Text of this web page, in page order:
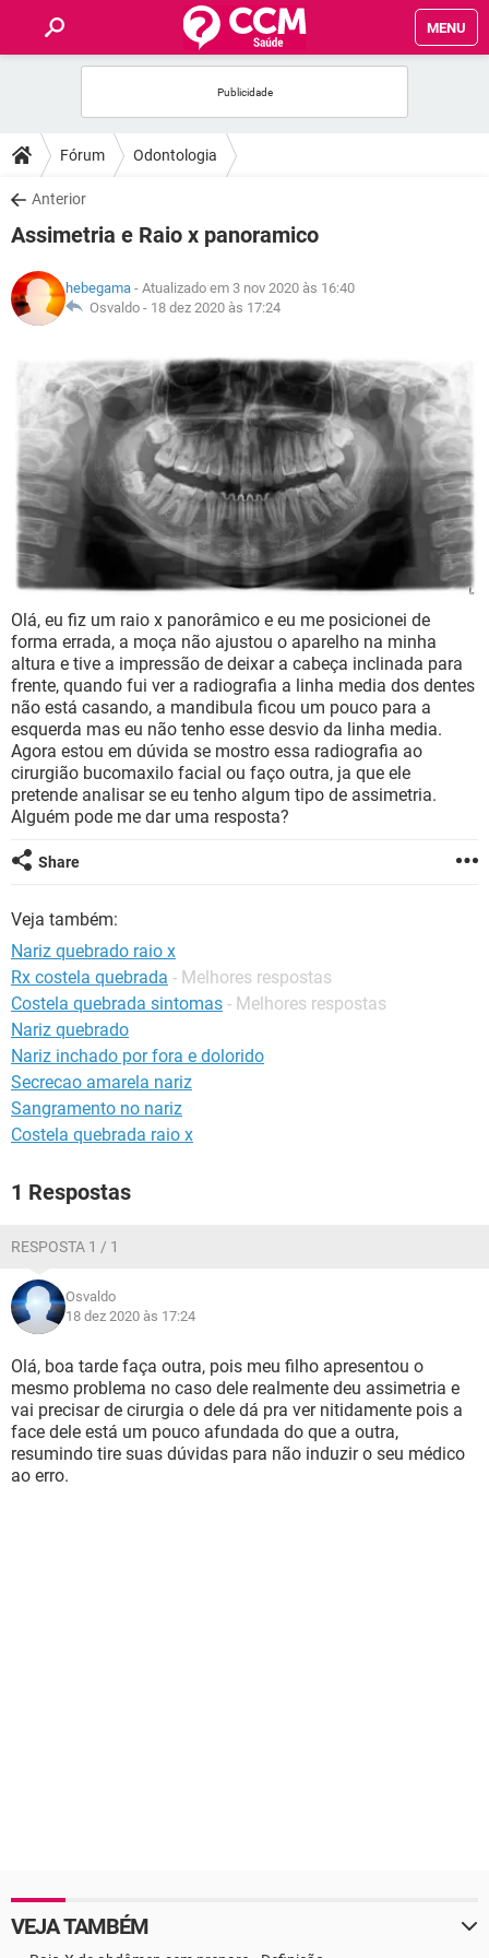
MENU
FÓRUM
SAÚDE
NUTRIÇÃO
BEM-ESTAR
SEXUALIDADE
GLOSSÁRIO
Fórum Odontologia
Anterior
Assimetria e Raio x panoramico
hebegama - Atualizado em 3 nov 2020 às 16:40
Osvaldo - 18 dez 2020 às 17:24
Olá, eu fiz um raio x panorâmico e eu me posicionei de
forma errada, a moça não ajustou o aparelho na minha
altura e tive a impressão de deixar a cabeça inclinada para
frente, quando fui ver a radiografia a linha media dos dentes
não está casando, a mandibula ficou um pouco para a
esquerda mas eu não tenho esse desvio da linha media.
Agora estou em dúvida se mostro essa radiografia ao
cirurgião bucomaxilo facial ou faço outra, ja que ele
pretende analisar se eu tenho algum tipo de assimetria.
Alguém pode me dar uma resposta?
Share
Veja também:
Nariz quebrado raio x
Rx costela quebrada - Melhores respostas
Costela quebrada sintomas - Melhores respostas
Nariz quebrado
Nariz inchado por fora e dolorido
Secrecao amarela nariz
Sangramento no nariz
Costela quebrada raio x
1 Respostas
RESPOSTA 1 / 1
Osvaldo
18 dez 2020 às 17:24
Olá, boa tarde faça outra, pois meu filho apresentou o
mesmo problema no caso dele realmente deu assimetria e
vai precisar de cirurgia o dele dá pra ver nitidamente pois a
face dele está um pouco afundada do que a outra,
resumindo tire suas dúvidas para não induzir o seu médico
ao erro.
VEJA TAMBÉM